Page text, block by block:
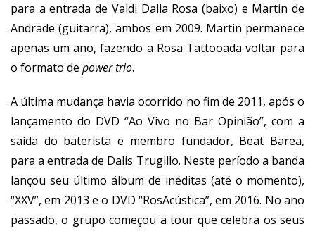
para a entrada de Valdi Dalla Rosa (baixo) e Martin de
Andrade (guitarra), ambos em 2009. Martin permanece
apenas um ano, fazendo a Rosa Tattooada voltar para
o formato de power trio.
A última mudança havia ocorrido no fim de 2011, após o
lançamento do DVD “Ao Vivo no Bar Opinião”, com a
saída do baterista e membro fundador, Beat Barea,
para a entrada de Dalis Trugillo. Neste período a banda
lançou seu último álbum de inéditas (até o momento),
“XXV”, em 2013 e o DVD “RosAcústica”, em 2016. No ano
passado, o grupo começou a tour que celebra os seus